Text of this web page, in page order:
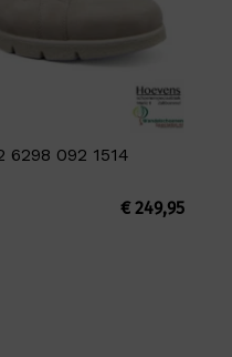
6298 092 1514
€249,95